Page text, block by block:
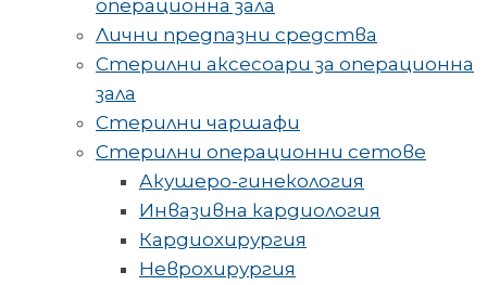
операционна зала
Лични предпазни средства
Стерилни аксесоари за операционна
зала
Стерилни чаршафи
Стерилни операционни сетове
Акушеро-гинекология
Инвазивна кардиология
Кардиохирургия
Неврохирургия